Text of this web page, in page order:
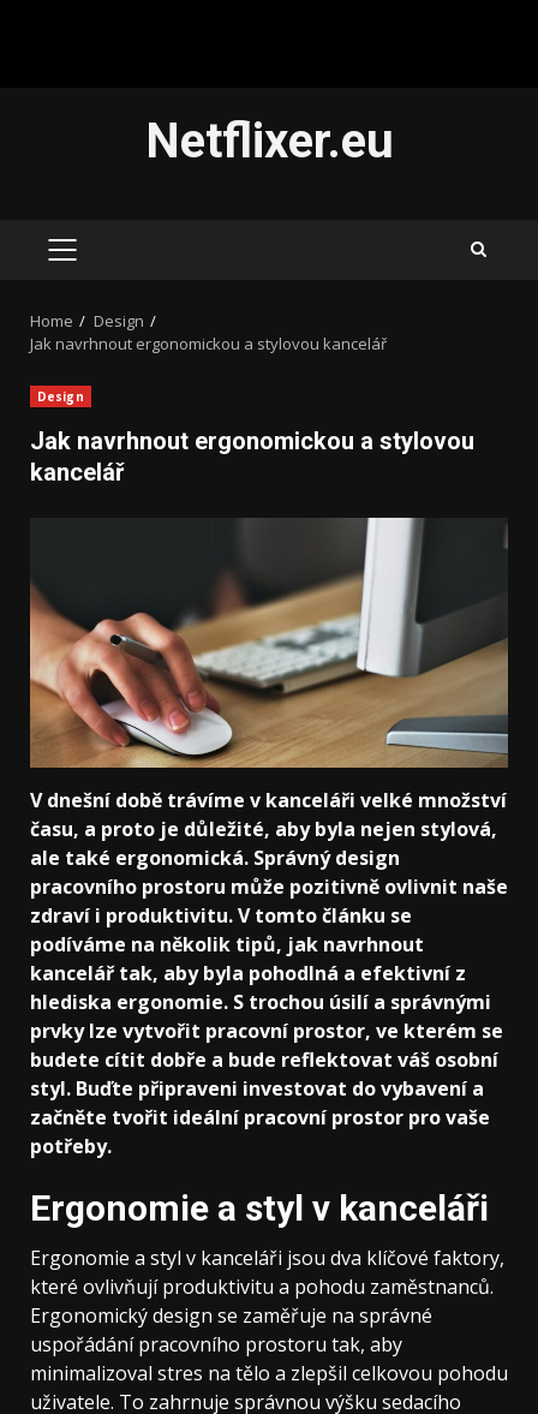
Netflixer.eu
PRIMARY
Home
Design
Jak navrhnout ergonomickou a stylovou kancelář
Design
Jak navrhnout ergonomickou a stylovou
kancelář
V dnešní době trávíme v kanceláři velké množství
času, a proto je důležité, aby byla nejen stylová,
ale také ergonomická. Správný design
pracovního prostoru může pozitivně ovlivnit naše
zdraví i produktivitu. V tomto článku se
podíváme na několik tipů, jak navrhnout
kancelář tak, aby byla pohodlná a efektivní z
hlediska ergonomie. S trochou úsilí a správnými
prvky lze vytvořit pracovní prostor, ve kterém se
budete cítit dobře a bude reflektovat váš osobní
styl. Buďte připraveni investovat do vybavení a
začněte tvořit ideální pracovní prostor pro vaše
potřeby.
Ergonomie a styl v kanceláři
Ergonomie a styl v kanceláři jsou dva klíčové faktory,
které ovlivňují produktivitu a pohodu zaměstnanců.
Ergonomický design se zaměřuje na správné
uspořádání pracovního prostoru tak, aby
minimalizoval stres na tělo a zlepšil celkovou pohodu
uživatele. To zahrnuje správnou výšku sedacího